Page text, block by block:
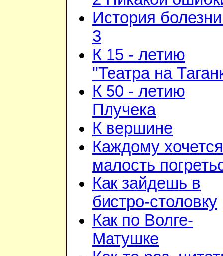
История
3
К 15 - летию
"Театра на
К 50 - летию
Плучека
К вершине
Каждому хочется
малость
Как зайдешь в
бистро-столовку
Как по Волге-
Матушке